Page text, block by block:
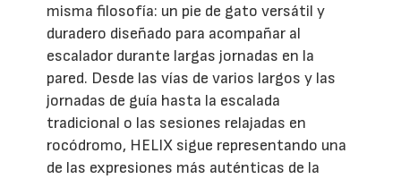
misma filosofía: un pie de gato versátil y
duradero diseñado para acompañar al
escalador durante largas jornadas en la
pared. Desde las vías de varios largos y las
jornadas de guía hasta la escalada
tradicional o las sesiones relajadas en
rocódromo, HELIX sigue representando una
de las expresiones más auténticas de la